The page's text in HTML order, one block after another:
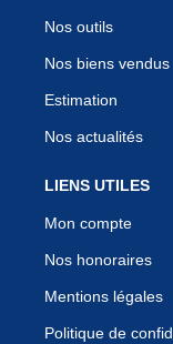
Nos outils
Nos biens vendus
Estimation
Nos actualités
LIENS UTILES
Mon compte
Nos honoraires
Mentions légales
Politique de